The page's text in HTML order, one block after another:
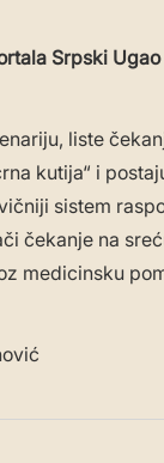
Srpski Ugao
liste
kutija“ i
sistem
čekanje na
medicinsku